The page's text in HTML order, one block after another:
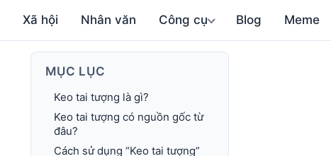
Xã hội Nhân văn Công cụ Blog Meme
MỤC LỤC
Keo tai tượng là gì?
Keo tai tượng có nguồn gốc từ
đâu?
Cách sử dụng “Keo tai tượng”